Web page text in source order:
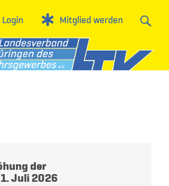
Login Mitglied werden
der
Juli 2026